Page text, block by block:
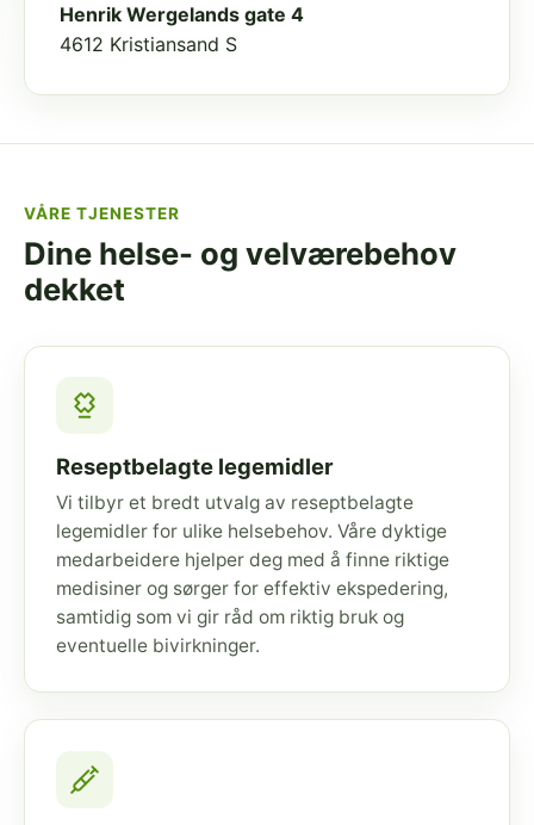
Henrik Wergelands gate 4
4612 Kristiansand S
VÅRE TJENESTER
Dine helse- og velværebehov
dekket
Reseptbelagte legemidler
Vi tilbyr et bredt utvalg av reseptbelagte
legemidler for ulike helsebehov. Våre dyktige
medarbeidere hjelper deg med å finne riktige
medisiner og sørger for effektiv ekspedering,
samtidig som vi gir råd om riktig bruk og
eventuelle bivirkninger.